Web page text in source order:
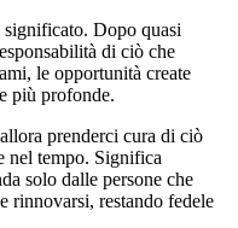
Dopo quasi
di ciò che
le opportunità create
più profonde.
prenderci cura di ciò
nel tempo. Significa
solo dalle persone che
rinnovarsi, restando fedele